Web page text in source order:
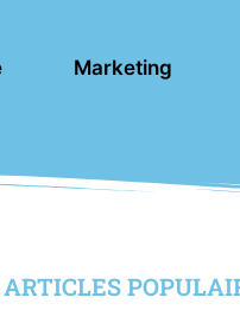
Marketing
ARTICLES